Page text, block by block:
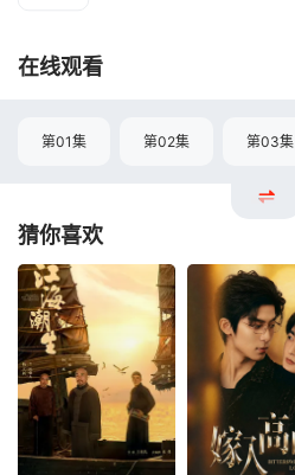
在线观看
第01集 第02集 第03集
猜你喜欢